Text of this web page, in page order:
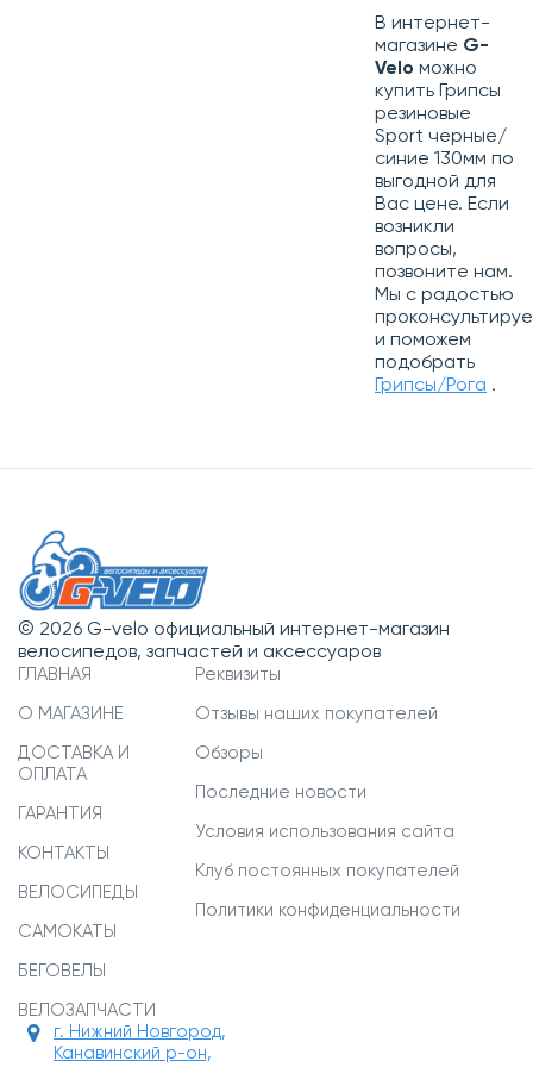
В интернет-
магазине G-
Velo можно
купить Грипсы
резиновые
Sport черные/
синие 130мм по
выгодной для
Вас цене. Если
возникли
вопросы,
позвоните нам.
Мы с радостью
и поможем
подобрать
Грипсы/Рога .
© 2026 G-velo официальный интернет-магазин
велосипедов, запчастей и аксессуаров
ГЛАВНАЯ
О МАГАЗИНЕ
ДОСТАВКА И
ОПЛАТА
ГАРАНТИЯ
КОНТАКТЫ
ВЕЛОСИПЕДЫ
САМОКАТЫ
БЕГОВЕЛЫ
ВЕЛОЗАПЧАСТИ
Реквизиты
Отзывы наших покупателей
Обзоры
Последние новости
Условия использования сайта
Клуб постоянных покупателей
Политики конфиденциальности
г. Нижний Новгород,
Канавинский р-он,